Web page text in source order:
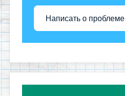
Написать о проблеме